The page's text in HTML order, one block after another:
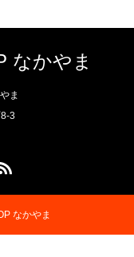
なかやま
ま
3
なかやま